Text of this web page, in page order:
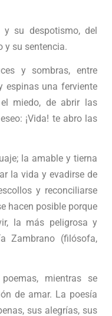
su despotismo, del
y su sentencia.
y sombras, entre
espinas una ferviente
miedo, de abrir las
¡Vida! te abro las
la amable y tierna
la vida y evadirse de
y reconciliarse
hacen posible porque
la más peligrosa y
Zambrano (filósofa,
mientras se
de amar. La poesía
sus alegrías, sus